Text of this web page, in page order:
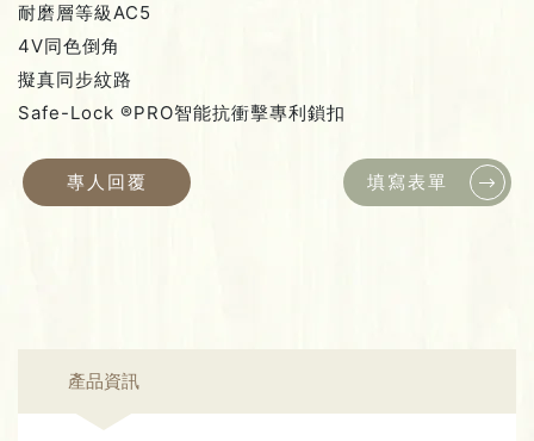
耐磨層等級AC5
4V同色倒角
擬真同步紋路
Safe-Lock ®PRO智能抗衝擊專利鎖扣
專人回覆 填寫表單
產品資訊